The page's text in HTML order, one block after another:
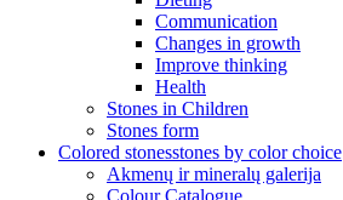
Communication
Changes in growth
Improve thinking
Health
Stones in Children
Stones form
Colored stonesstones by color choice
Akmenų ir mineralų galerija
Colour Catalogue